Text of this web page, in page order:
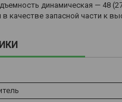
динамическая — 48
в качестве запасной части